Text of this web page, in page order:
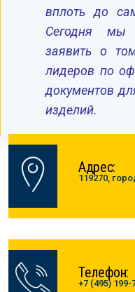
вплоть до
Сегодня мы
заявить о
лидеров по
документов
изделий.
Адрес:
119270,
Телефон:
+7 (495)